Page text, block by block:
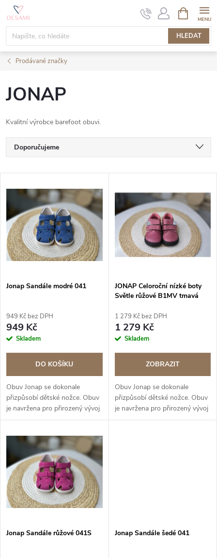
Přejít
obsah
HLEDAT
NÁKUPNÍ
KOŠÍK
Prodávané značky
JONAP
Kvalitní výrobce barefoot obuvi.
Ř
a
z
e
n
í
p
r
o
u
k
t
ů
Doporučujeme
Nejprodávanější
Abecedně
V
ý
p
i
s
r
o
d
u
k
t
ů
Jonap Sandále modré 041
949 Kč bez DPH
949 Kč
Skladem
DO KOŠÍKU
Obuv Jonap se dokonale
přizpůsobí dětské nožce. Obuv
je navržena pro přirozený vývoj
nohy. BAREFOOT řada
JONAP Celoroční nízké boty
Světle růžové B1MV tmavá
1 279 Kč bez DPH
1 279 Kč
Skladem
ZOBRAZIT
Obuv Jonap se dokonale
přizpůsobí dětské nožce. Obuv
je navržena pro přirozený vývoj
nohy. BAREFOOT řada
Jonap Sandále růžové 041S Jonap Sandále šedé 041